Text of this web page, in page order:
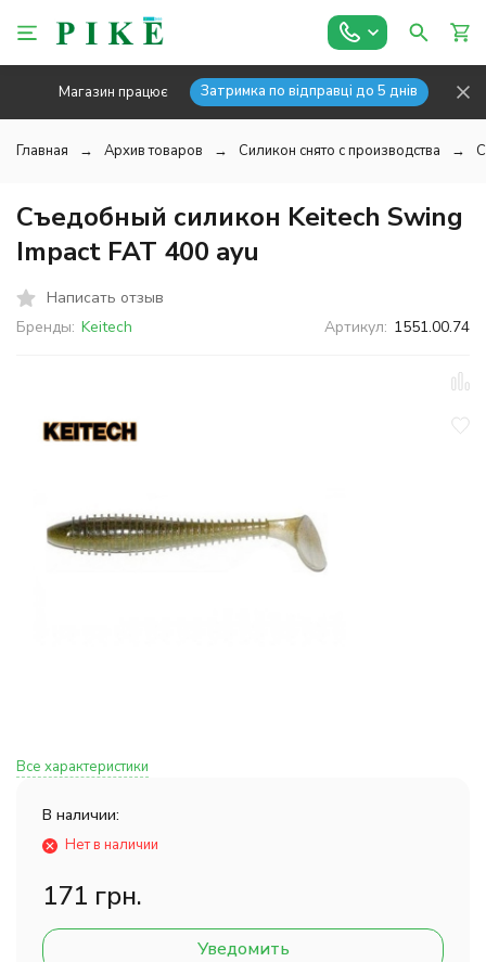
Магазин працює Затримка по відправці до 5 днів
Главная Архив товаров Силикон снято с производства
Съедобный силикон Keitech Swing
Impact FAT 400 ayu
Написать отзыв
Бренды: Keitech Артикул: 1551.00.74
Все характеристики
В наличии:
Нет в наличии
171 грн.
Уведомить